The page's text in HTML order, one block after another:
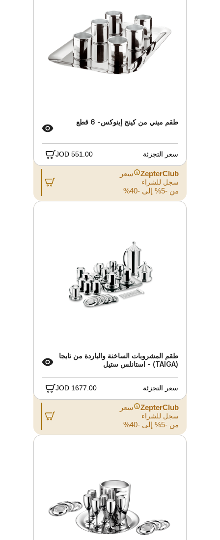
طقم ميني من كينج إينوكس- 6 قطع
سعر التجزئة 551.00 JOD
ZepterClub سعر
سجل للشراء
من -5% إلى -40%
طقم المشروبات الساخنة والباردة من تايجا
(TAIGA) - استانلس ستيل
سعر التجزئة 1677.00 JOD
ZepterClub سعر
سجل للشراء
من -5% إلى -40%